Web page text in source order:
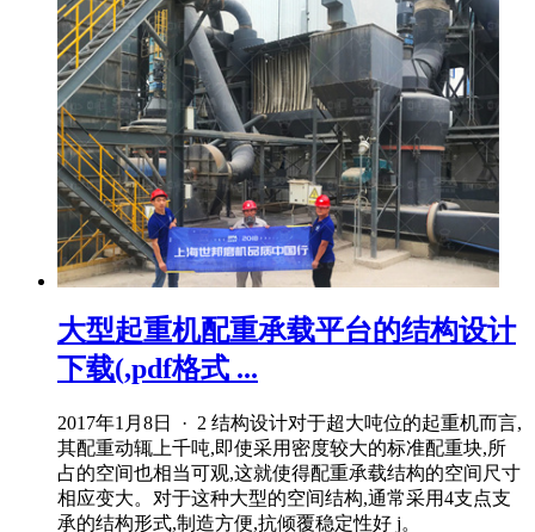
大型起重机配重承载平台的结构设计
下载(,pdf格式 ...
2017年1月8日 · 2 结构设计对于超大吨位的起重机而言,
其配重动辄上千吨,即使采用密度较大的标准配重块,所
占的空间也相当可观,这就使得配重承载结构的空间尺寸
相应变大。对于这种大型的空间结构,通常采用4支点支
承的结构形式,制造方便,抗倾覆稳定性好 j。